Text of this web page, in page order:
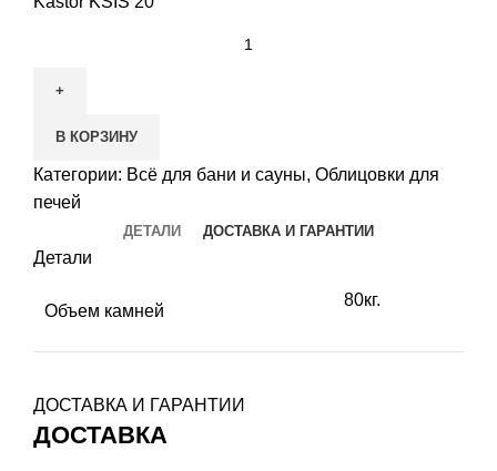
В КОРЗИНУ
Категории: Всё для бани и сауны, Облицовки для
печей
ДЕТАЛИ ДОСТАВКА И ГАРАНТИИ
Детали
Объем камней
80кг.
ДОСТАВКА И ГАРАНТИИ
ДОСТАВКА